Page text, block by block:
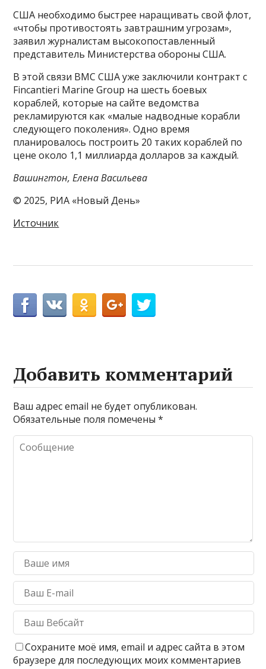
США необходимо быстрее наращивать свой флот,
«чтобы противостоять завтрашним угрозам»,
заявил журналистам высокопоставленный
представитель Министерства обороны США.
В этой связи ВМС США уже заключили контракт с
Fincantieri Marine Group на шесть боевых
кораблей, которые на сайте ведомства
рекламируются как «малые надводные корабли
следующего поколения». Одно время
планировалось построить 20 таких кораблей по
цене около 1,1 миллиарда долларов за каждый.
Вашингтон, Елена Васильева
© 2025, РИА «Новый День»
Источник
Добавить комментарий
Ваш адрес email не будет опубликован.
Обязательные поля помечены*
Сохраните моё имя, email и адрес сайта в этом
браузере для последующих моих комментариев